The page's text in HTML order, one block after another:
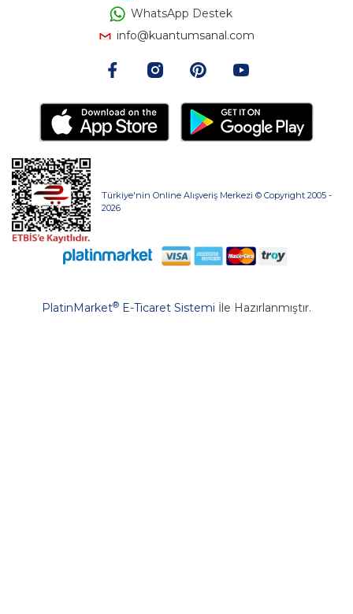
WhatsApp Destek
info@kuantumsanal.com
Türkiye'nin Online Alışveriş Merkezi © Copyright 2005 -
2026
PlatinMarket® E-Ticaret Sistemi İle Hazırlanmıştır.